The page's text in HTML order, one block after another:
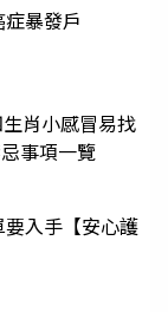
暴發戶
肖小感冒易找
事項一覽
入手【安心護